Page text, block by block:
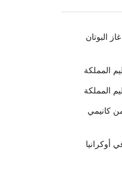
غاز البوتان
المملكة
المملكة
كانيمي
أوكرانيا